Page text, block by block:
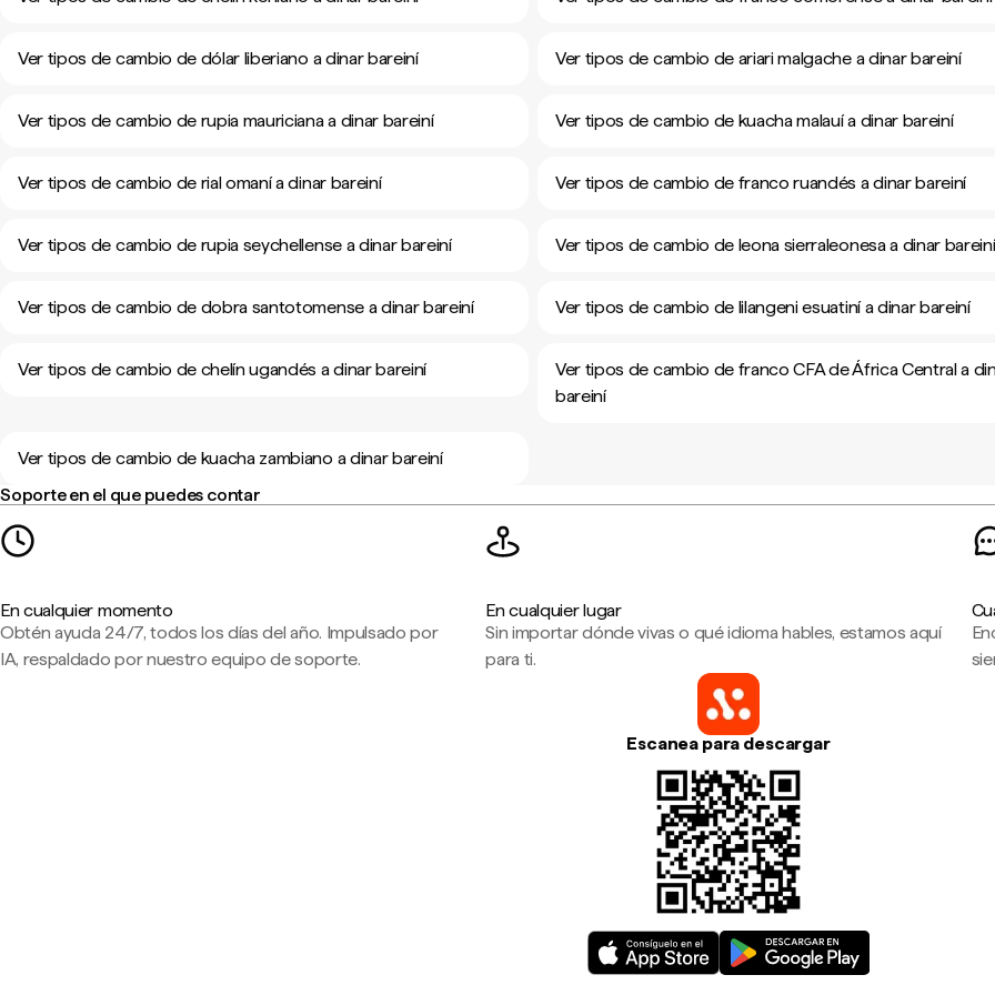
Ver tipos de cambio de dólar liberiano a dinar bareiní Ver tipos de cambio de ariari malgache a dinar bareiní
Ver tipos de cambio de rupia mauriciana a dinar bareiní Ver tipos de cambio de kuacha malauí a dinar bareiní
Ver tipos de cambio de rial omaní a dinar bareiní Ver tipos de cambio de franco ruandés a dinar bareiní
Ver tipos de cambio de rupia seychellense a dinar bareiní Ver tipos de cambio de leona sierraleonesa a dinar bareiní
Ver tipos de cambio de dobra santotomense a dinar bareiní Ver tipos de cambio de lilangeni esuatiní a dinar bareiní
Ver tipos de cambio de chelín ugandés a dinar bareiní
Ver tipos de cambio de franco CFA de África Central a
bareiní
Ver tipos de cambio de kuacha zambiano a dinar bareiní
Soporte en el que puedes contar
En cualquier momento
Obtén ayuda 24/7, todos los días del año. Impulsado por
IA, respaldado por nuestro equipo de soporte.
En cualquier lugar
Sin importar dónde vivas o qué idioma hables, estamos aquí
para ti.
Escanea para descargar